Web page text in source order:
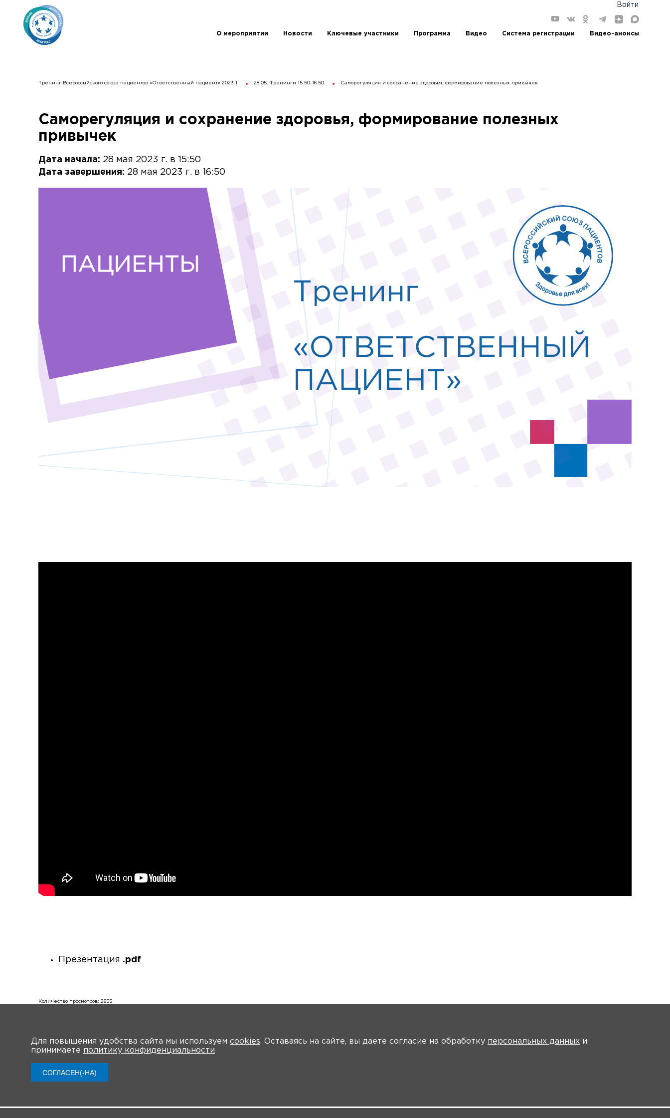
Войти
О мероприятии Новости Ключевые участники Программа Видео Система регистрации Видео-анонсы
Тренинг Всероссийского союза пациентов «Ответственный пациент» 2023.1 28.05. Тренинги 15.50-16.50 Саморегуляция и сохранение здоровья, формирование полезных привычек
Саморегуляция и сохранение здоровья, формирование полезных
привычек
Дата начала: 28 мая 2023 г. в 15:50
Дата завершения: 28 мая 2023 г. в 16:50
Презентация .pdf
Количество просмотров: 2655
Для повышения удобства сайта мы используем cookies. Оставаясь на сайте, вы даете согласие на обработку персональных данных и
принимаете политику конфиденциальности
СОГЛАСЕН(-НА)